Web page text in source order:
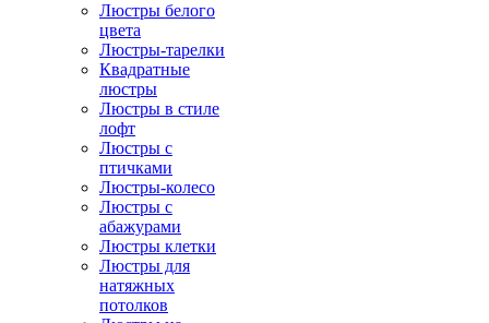
Люстры белого
цвета
Люстры-тарелки
Квадратные
люстры
Люстры в стиле
лофт
Люстры с
птичками
Люстры-колесо
Люстры с
абажурами
Люстры клетки
Люстры для
натяжных
потолков